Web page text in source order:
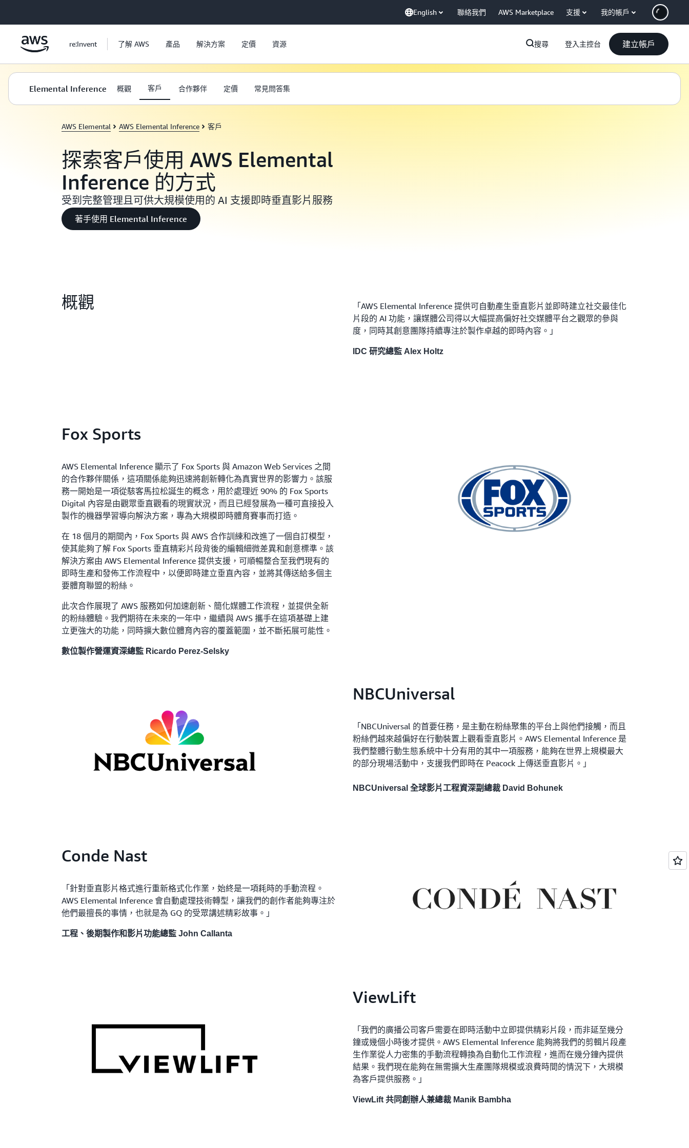
English 聯絡我們 AWS Marketplace 支援 我的帳戶
re:Invent 了解 AWS 產品 解決方案 定價 資源 搜尋 登入主控台 建立帳戶
Elemental Inference 概觀 客戶 合作夥伴 定價 常見問答集
AWS Elemental AWS Elemental Inference 客戶
探索客戶使用 AWS Elemental
Inference 的方式
受到完整管理且可供大規模使用的 AI 支援即時垂直影片服務
著手使用 Elemental Inference
概觀
「AWS Elemental Inference 提供可自動產生垂直影片並即時建立社交最佳化
片段的 AI 功能，讓媒體公司得以大幅提高偏好社交媒體平台之觀眾的參與
度，同時其創意團隊持續專注於製作卓越的即時內容。」
IDC 研究總監 Alex Holtz
Fox Sports
AWS Elemental Inference 顯示了 Fox Sports 與 Amazon Web Services 之間
的合作夥伴關係，這項關係能夠迅速將創新轉化為真實世界的影響力。該服
務一開始是一項從駭客馬拉松誕生的概念，用於處理近 90% 的 Fox Sports
Digital 內容是由觀眾垂直觀看的現實狀況，而且已經發展為一種可直接投入
製作的機器學習導向解決方案，專為大規模即時體育賽事而打造。
在 18 個月的期間內，Fox Sports 與 AWS 合作訓練和改進了一個自訂模型，
使其能夠了解 Fox Sports 垂直精彩片段背後的編輯細微差異和創意標準。該
解決方案由 AWS Elemental Inference 提供支援，可順暢整合至我們現有的
即時生產和發佈工作流程中，以便即時建立垂直內容，並將其傳送給多個主
要體育聯盟的粉絲。
此次合作展現了 AWS 服務如何加速創新、簡化媒體工作流程，並提供全新
的粉絲體驗。我們期待在未來的一年中，繼續與 AWS 攜手在這項基礎上建
立更強大的功能，同時擴大數位體育內容的覆蓋範圍，並不斷拓展可能性。
數位製作營運資深總監 Ricardo Perez-Selsky
NBCUniversal
「NBCUniversal 的首要任務，是主動在粉絲聚集的平台上與他們接觸，而且
粉絲們越來越偏好在行動裝置上觀看垂直影片。AWS Elemental Inference 是
我們整體行動生態系統中十分有用的其中一項服務，能夠在世界上規模最大
的部分現場活動中，支援我們即時在 Peacock 上傳送垂直影片。」
NBCUniversal 全球影片工程資深副總裁 David Bohunek
Conde Nast
「針對垂直影片格式進行重新格式化作業，始終是一項耗時的手動流程。
AWS Elemental Inference 會自動處理技術轉型，讓我們的創作者能夠專注於
他們最擅長的事情，也就是為 GQ 的受眾講述精彩故事。」
工程、後期製作和影片功能總監 John Callanta
ViewLift
「我們的廣播公司客戶需要在即時活動中立即提供精彩片段，而非延至幾分
鐘或幾個小時後才提供。AWS Elemental Inference 能夠將我們的剪輯片段產
生作業從人力密集的手動流程轉換為自動化工作流程，進而在幾分鐘內提供
結果。我們現在能夠在無需擴大生產團隊規模或浪費時間的情況下，大規模
為客戶提供服務。」
ViewLift 共同創辦人兼總裁 Manik Bambha